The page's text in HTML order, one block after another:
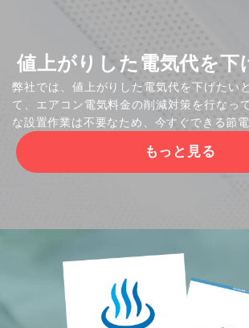
値上がりした電気代を下
弊社では、値上がりした電気代を下げたい
て、エアコン電気料金の削減対策を行なっ
な設置作業は不要なため、今すぐできる節電
もっと見る